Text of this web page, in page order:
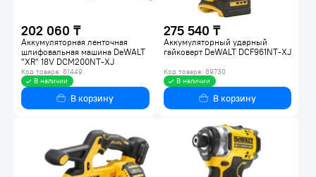
202 060 ₸
Аккумуляторная ленточная
шлифовальная машина DeWALT
"XR" 18V DCM200NT-XJ
Код товара: 81449
В наличии
В корзину
275 540 ₸
Аккумуляторный ударный
гайковерт DeWALT DCF961NT-XJ
Код товара: 89730
В наличии
В корзину